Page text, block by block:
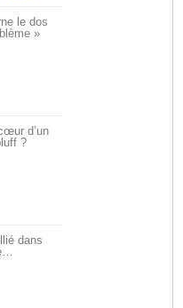
le dos
»
d’un
?
dans